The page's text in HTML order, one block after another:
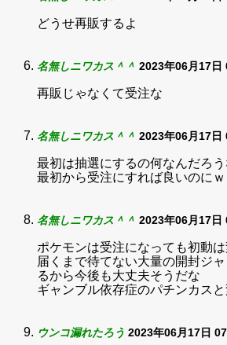
どうせ再販するよ
名無しニワカス＾＾ 2023年06月17日
再販じゃなくて受注な
名無しニワカス＾＾ 2023年06月17日
最初は抽選にするの何なんだろう
最初から受注にすれば良いのにｗ
名無しニワカス＾＾ 2023年06月17日
ポケモンは受注になっても初動
届くまで待てない大量の開封ジ
るから今後も大丈夫そうだな
ギャンブル依存症のパチンカス
ウンコ漏れたろう 2023年06月17日